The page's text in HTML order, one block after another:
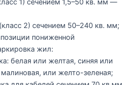
1) сечением 1,5–50 кв. мм —
2) сечением 50–240 кв. мм;
пониженной
жил:
белая или желтая, синяя или
или желто-зеленая;